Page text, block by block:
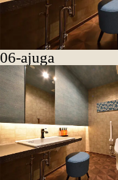
06-ajuga